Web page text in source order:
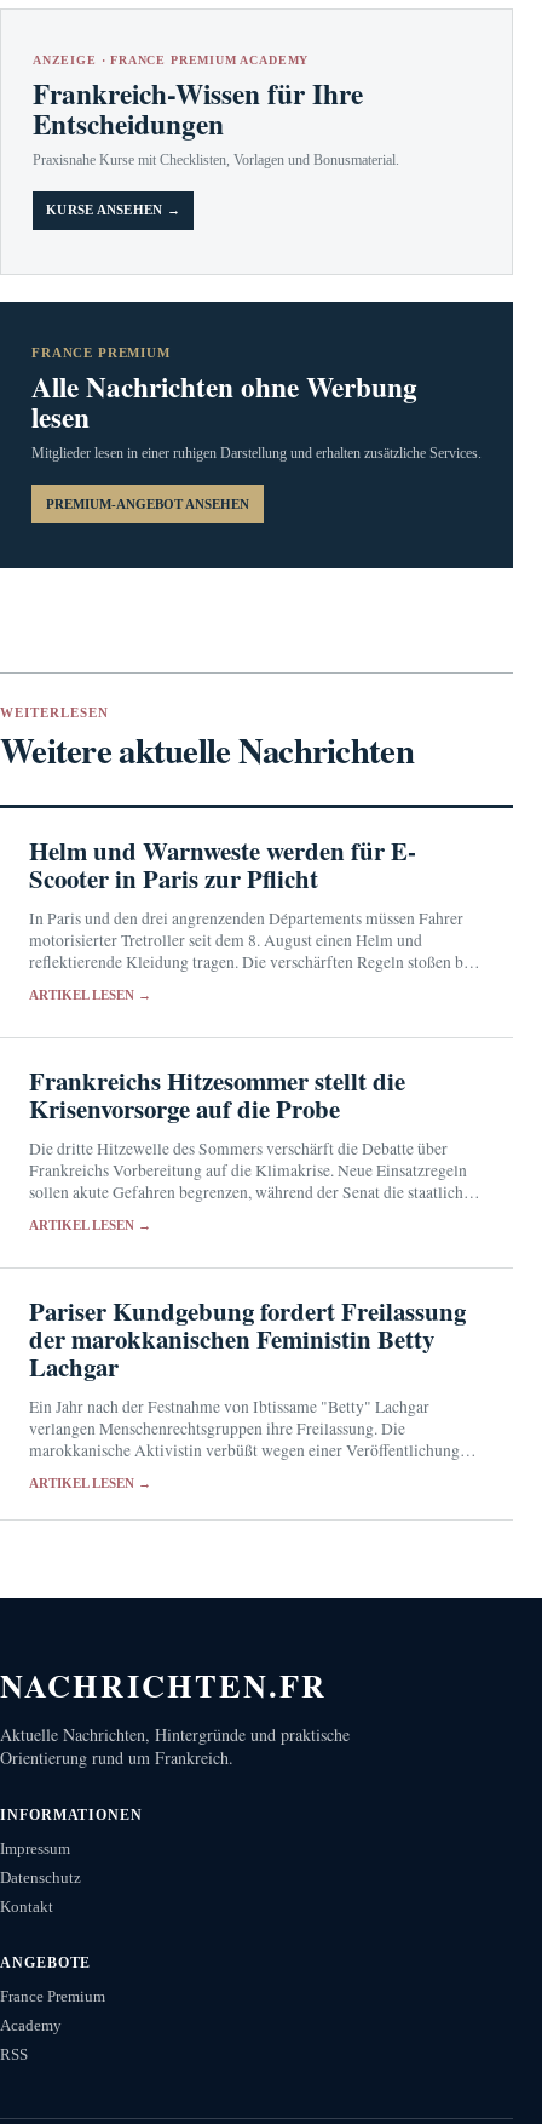
ANZEIGE · FRANCE PREMIUM ACADEMY
Frankreich-Wissen für Ihre
Entscheidungen
Praxisnahe Kurse mit Checklisten, Vorlagen und Bonusmaterial.
KURSE ANSEHEN →
FRANCE PREMIUM
Alle Nachrichten ohne Werbung
lesen
Mitglieder lesen in einer ruhigen Darstellung und erhalten zusätzliche Services.
PREMIUM-ANGEBOT ANSEHEN
WEITERLESEN
Weitere aktuelle Nachrichten
Helm und Warnweste werden für E-
Scooter in Paris zur Pflicht
In Paris und den drei angrenzenden Départements müssen Fahrer
motorisierter Tretroller seit dem 8. August einen Helm und
reflektierende Kleidung tragen. Die verschärften Regeln stoßen bei
ARTIKEL LESEN →
Frankreichs Hitzesommer stellt die
Krisenvorsorge auf die Probe
Die dritte Hitzewelle des Sommers verschärft die Debatte über
Frankreichs Vorbereitung auf die Klimakrise. Neue Einsatzregeln
sollen akute Gefahren begrenzen, während der Senat die staatliche
ARTIKEL LESEN →
Pariser Kundgebung fordert Freilassung
der marokkanischen Feministin Betty
Lachgar
Ein Jahr nach der Festnahme von Ibtissame "Betty" Lachgar
verlangen Menschenrechtsgruppen ihre Freilassung. Die
marokkanische Aktivistin verbüßt wegen einer Veröffentlichung
ARTIKEL LESEN →
NACHRICHTEN.FR
Aktuelle Nachrichten, Hintergründe und praktische
Orientierung rund um Frankreich.
INFORMATIONEN
Impressum
Datenschutz
Kontakt
ANGEBOTE
France Premium
Academy
RSS